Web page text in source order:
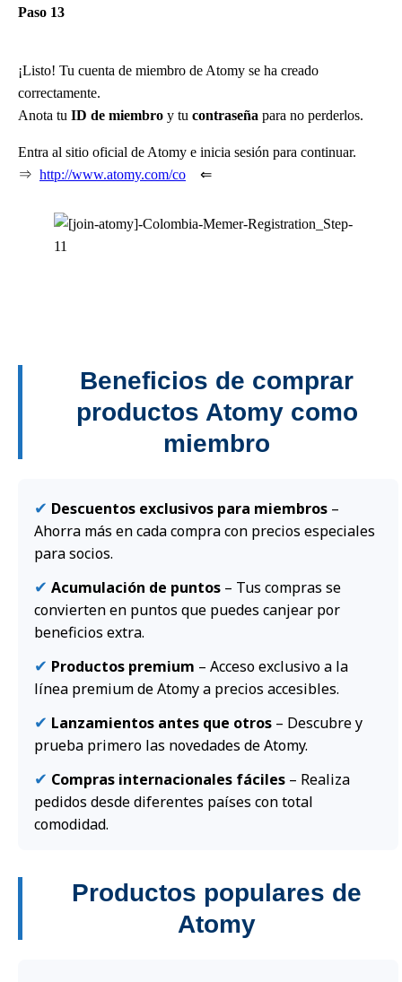
Paso 13
¡Listo! Tu cuenta de miembro de Atomy se ha creado
correctamente.
Anota tu ID de miembro y tu contraseña para no perderlos.
Entra al sitio oficial de Atomy e inicia sesión para continuar.
⇒ http://www.atomy.com/co ⇐
Beneficios de comprar
productos Atomy como
miembro
✔ Descuentos exclusivos para miembros –
Ahorra más en cada compra con precios especiales
para socios.
✔ Acumulación de puntos – Tus compras se
convierten en puntos que puedes canjear por
beneficios extra.
✔ Productos premium – Acceso exclusivo a la
línea premium de Atomy a precios accesibles.
✔ Lanzamientos antes que otros – Descubre y
prueba primero las novedades de Atomy.
✔ Compras internacionales fáciles – Realiza
pedidos desde diferentes países con total
comodidad.
Productos populares de
Atomy